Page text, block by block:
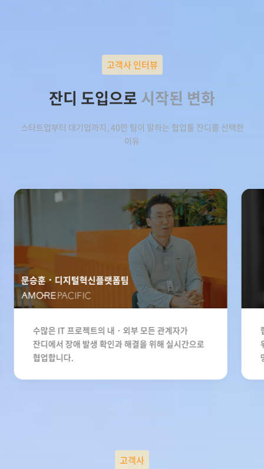
고객사 인터뷰
잔디 도입으로 시작된 변화
스타트업부터 대기업까지, 40만 팀이 말하는 협업툴 잔디를 선택한
이유
문승훈 디지털혁신플랫폼팀
수많은 IT 프로젝트의 내・외부 모든 관계자가
잔디에서 장애 발생 확인과 해결을 위해 실시간으로
협업합니다.
고객사